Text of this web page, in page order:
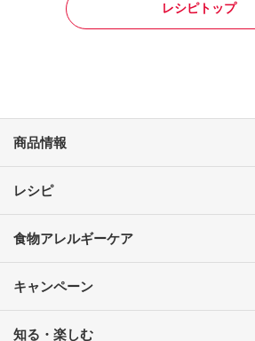
レシピトップ
商品情報
レシピ
食物アレルギーケア
キャンペーン
知る・楽しむ